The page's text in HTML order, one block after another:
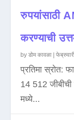
रुपयांसाठी
करण्याची
byडोम कावळा |
प्रतिमा स्रोत:
14 512
मध्ये...